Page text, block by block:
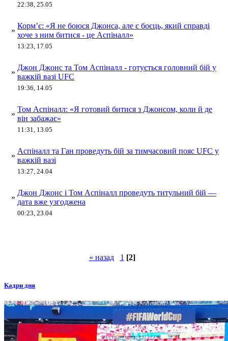
22:38, 25.05
»
Корм’є: «Я не боюся Джонса, але є боєць, який справді
хоче з ним битися - це Аспіналл»
13:23, 17.05
»
Джон Джонс та Том Аспіналл - готується головний бій у
важкій вазі UFC
19:36, 14.05
»
Том Аспіналл: «Я готовий битися з Джонсом, коли й де
він забажає»
11:31, 13.05
»
Аспіналл та Ган проведуть бій за тимчасовий пояс UFC у
важкій вазі
13:27, 24.04
»
Джон Джонс і Том Аспіналл проведуть титульний бій —
дата вже узгоджена
00:23, 23.04
« назад 1 [2]
Кадри дня